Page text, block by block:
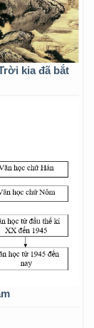
kia đã bắt